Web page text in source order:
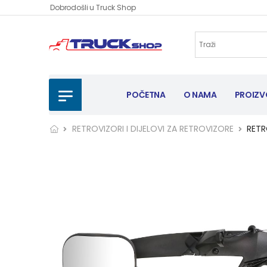
Dobrodošli u Truck Shop
POČETNA O NAMA
RETROVIZORI I DIJELOVI ZA RETROVIZORE